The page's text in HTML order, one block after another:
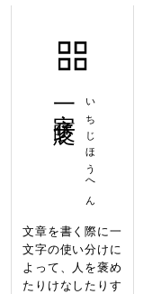
いちじほうへん
一字褒貶
文章を書く際に一
文字の使い分けに
よって、人を褒め
たりけなしたりす